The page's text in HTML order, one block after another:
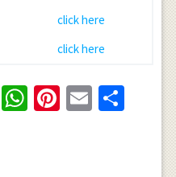
click here
click here
WhatsApp
Pinterest
Email